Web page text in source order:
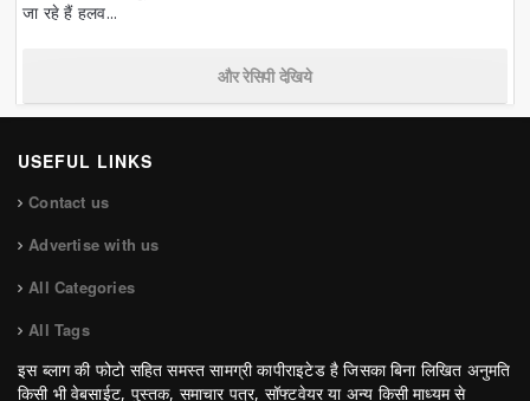
जा रहे हैं हलव...
और रेसिपी देखिये
USEFUL LINKS
Contact us
Advertise with us
All Categories
All Tags
इस ब्लाग की फोटो सहित समस्त सामग्री कापीराइटेड है जिसका बिना लिखित अनुमति
किसी भी वेबसाईट, पुस्तक, समाचार पत्र, सॉफ्टवेयर या अन्य किसी माध्यम से